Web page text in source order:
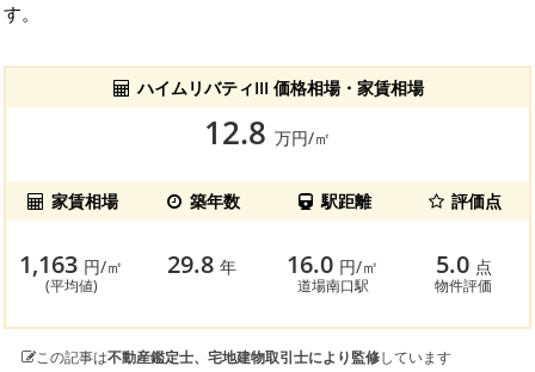
す。
ハイムリバティIII 価格相場・家賃相場
12.8 万円/㎡
家賃相場 築年数 駅距離 評価点
1,163 円/㎡
(平均値)
29.8年 16.0 円/㎡
道場南口駅
5.0 点
物件評価
この記事は不動産鑑定士、宅地建物取引士により監修しています